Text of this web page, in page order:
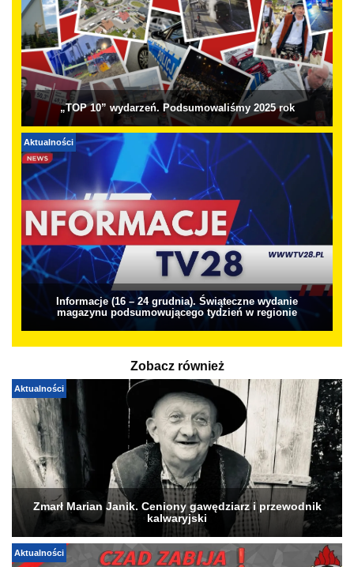
„TOP 10” wydarzeń. Podsumowaliśmy 2025 rok
Aktualności
Informacje (16 – 24 grudnia). Świąteczne wydanie
magazynu podsumowującego tydzień w regionie
Zobacz również
Aktualności
Zmarł Marian Janik. Ceniony gawędziarz i przewodnik
kalwaryjski
Aktualności